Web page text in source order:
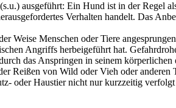
ausgeführt: Ein Hund ist in der Regel
Verhalten handelt. Das
Weise Menschen oder Tiere
Angriffs herbeigeführt hat.
das Anspringen in seinem
Reißen von Wild oder Vieh oder
oder Haustier nicht nur kurzzeitig